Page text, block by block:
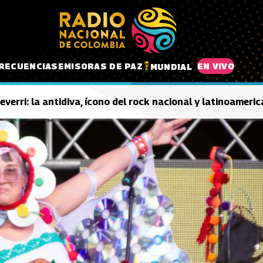
EMISORAS DE PAZ MUNDIAL EN VIVO
la antidiva, ícono del rock nacional y